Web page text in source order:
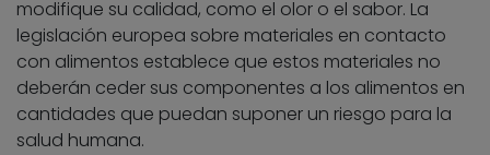
modifique su calidad, como el olor o el sabor. La
legislación europea sobre materiales en contacto
con alimentos establece que estos materiales no
deberán ceder sus componentes a los alimentos en
cantidades que puedan suponer un riesgo para la
salud humana.